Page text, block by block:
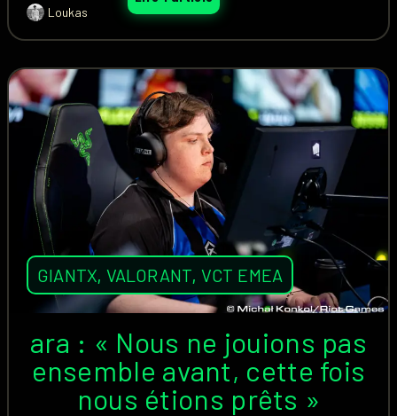
Loukas
GIANTX, VALORANT, VCT EMEA
ara : « Nous ne jouions pas
ensemble avant, cette fois
nous étions prêts »